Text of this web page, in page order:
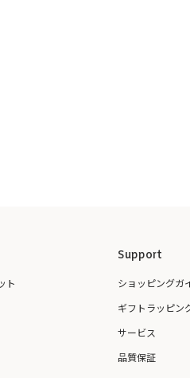
ト
Support
ショッピングガ
ギフトラッピン
サービス
品質保証